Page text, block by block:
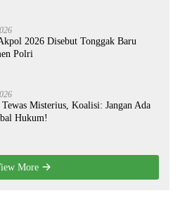
2026 Disebut Tonggak Baru
Polri
Misterius, Koalisi: Jangan Ada
Hukum!
More